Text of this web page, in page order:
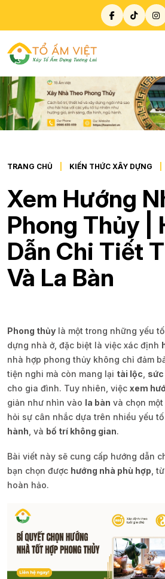
TRANG CHỦ KIẾN THỨC XÂY DỰNG
Xem Hướng
Phong Thủy |
Dẫn Chi Tiết
Và La Bàn
Phong thủy là một trong những yếu
dựng nhà ở, đặc biệt là việc xác định
nhà hợp phong thủy không chỉ đảm
tiện nghi mà còn mang lại tài lộc sức
cho gia đình. Tuy nhiên, việc xem
giản như nhìn vào la bàn và chọn
hỏi sự cân nhắc dựa trên nhiều yếu
hành , và bố trí không gian.
Bài viết này sẽ cung cấp hướng dẫn
bạn chọn được hướng nhà phù hợp ,
hoàn hảo.